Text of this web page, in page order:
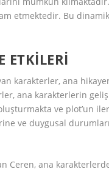
etmektedir. Bu
ETKILERI
karakterler, ana
ana karakterlerin
ve plot’un
ve duygusal
Ceren, ana